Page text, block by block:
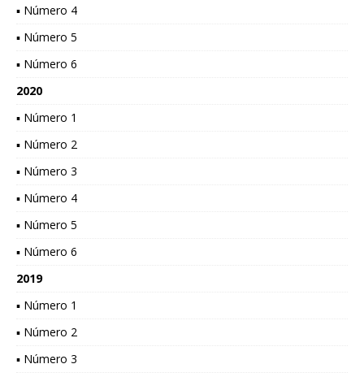
▪ Número 4
▪ Número 5
▪ Número 6
2020
▪ Número 1
▪ Número 2
▪ Número 3
▪ Número 4
▪ Número 5
▪ Número 6
2019
▪ Número 1
▪ Número 2
▪ Número 3